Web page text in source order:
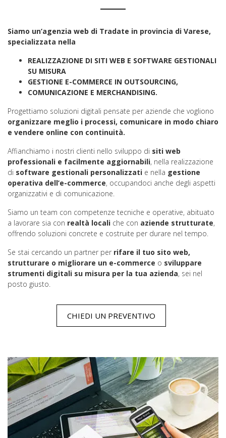
Siamo un’agenzia web di Tradate in provincia di Varese,
specializzata nella
REALIZZAZIONE DI SITI WEB E SOFTWARE GESTIONALI
SU MISURA
GESTIONE E-COMMERCE IN OUTSOURCING,
COMUNICAZIONE E MERCHANDISING.
Progettiamo soluzioni digitali pensate per aziende che vogliono
organizzare meglio i processi, comunicare in modo chiaro
e vendere online con continuità.
Affianchiamo i nostri clienti nello sviluppo di siti web
professionali e facilmente aggiornabili, nella realizzazione
di software gestionali personalizzati e nella gestione
operativa dell’e-commerce, occupandoci anche degli aspetti
organizzativi e di comunicazione.
Siamo un team con competenze tecniche e operative, abituato
a lavorare sia con realtà locali che con aziende strutturate,
offrendo soluzioni concrete e costruite per durare nel tempo.
Se stai cercando un partner per rifare il tuo sito web,
strutturare o migliorare un e-commerce o sviluppare
strumenti digitali su misura per la tua azienda, sei nel
posto giusto.
CHIEDI UN PREVENTIVO